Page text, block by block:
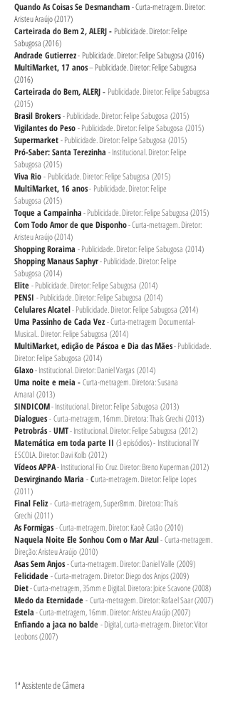
Quando As Coisas Se Desmancham- Curta-metragem. Diretor:
Aristeu Araújo (2017)
Carteirada do Bem 2,ALERJ - Publicidade. Diretor: Felipe
Sabugosa (2016)
Andrade Gutierrez- Publicidade. Diretor: Felipe Sabugosa (2016)
MultiMarket, 17 anos– Publicidade. Diretor: Felipe Sabugosa
(2016)
Carteirada do Bem,ALERJ- Publicidade. Diretor: Felipe Sabugosa
(2015)
Brasil Brokers- Publicidade. Diretor: Felipe Sabugosa (2015)
Vigilantes do Peso- Publicidade. Diretor: Felipe Sabugosa (2015)
Supermarket- Publicidade. Diretor: Felipe Sabugosa (2015)
Pró-Saber: Santa Terezinha - Institucional. Diretor: Felipe
Sabugosa (2015)
Viva Rio- Publicidade. Diretor: Felipe Sabugosa (2015)
MultiMarket, 16 anos- Publicidade. Diretor: Felipe
Sabugosa (2015)
Toque a Campainha- Publicidade. Diretor: Felipe Sabugosa (2015)
Com Todo Amor de que Disponho- Curta-metragem. Diretor:
Aristeu Araújo (2014)
Shopping Roraima - Publicidade. Diretor: Felipe Sabugosa (2014)
Shopping Manaus Saphyr- Publicidade. Diretor: Felipe
Sabugosa (2014)
Elite- Publicidade. Diretor: Felipe Sabugosa (2014)
PENSI - Publicidade. Diretor: Felipe Sabugosa (2014)
Celulares Alcatel- Publicidade. Diretor: Felipe Sabugosa (2014)
Uma Passinho de Cada Vez- Curta-metragem Documental-
Musical.. Diretor: Felipe Sabugosa (2014)
MultiMarket, edição de Páscoa e Dia das Mães- Publicidade.
Diretor: Felipe Sabugosa (2014)
Glaxo- Institucional. Diretor: Daniel Vargas (2014)
Uma noite e meia -Curta-metragem. Diretora: Susana
Amaral (2013)
SINDICOM- Institucional. Diretor: Felipe Sabugosa (2013)
Dialogues-Curta-metragem, 16mm. Diretora: Thaís Grechi(2013)
Petrobrás-UMT- Institucional. Diretor: Felipe Sabugosa (2012)
Matemática em toda parte II (3 episódios) - Institucional TV
ESCOLA. Diretor: Davi Kolb (2012)
Vídeos APPA- Institucional Fio Cruz. Diretor: Breno Kuperman (2012)
Desvirginando Maria -Curta-metragem. Diretor: Felipe Lopes
(2011)
Final Feliz-Curta-metragem, Super8mm. Diretora: Thaís
Grechi (2011)
As Formigas- Curta-metragem. Diretor: Kaoê Catão (2010)
Naquela Noite Ele Sonhou Com o Mar Azul- Curta-metragem.
Direção: Aristeu Araújo (2010)
Asas Sem Anjos- Curta-metragem. Diretor: Daniel Valle (2009)
Felicidade- Curta-metragem. Diretor: Diego dos Anjos (2009)
Diet- Curta-metragem, 35mm e Digital. Diretora: Joice Scavone (2008)
Medo da Eternidade-Curta-metragem. Diretor: Rafael Saar (2007)
Estela- Curta-metragem, 16mm. Diretor: Aristeu Araújo (2007)
Enfiando a jaca no balde- Digital, curta-metragem. Diretor: Vitor
Leobons (2007)
1ª Assistente de Câmera